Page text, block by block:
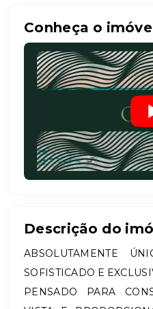
Conheça o
Descrição do
ABSOLUTAMENTE
SOFISTICADO E
PENSADO PARA